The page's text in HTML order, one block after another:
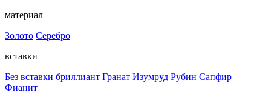
материал
Золото Серебро
вставки
Без вставки бриллиант Гранат Изумруд Рубин Сапфир
Фианит